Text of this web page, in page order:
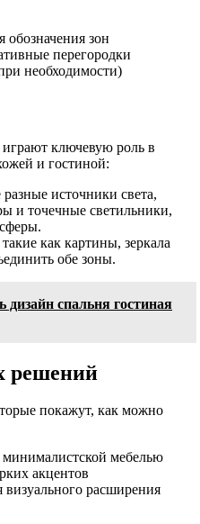
обозначения зон
перегородки
необходимости)
ключевую роль в
и гостиной:
источники света,
и точечные светильники,
как картины, зеркала
обе зоны.
дизайн спальня гостиная
решений
покажут, как можно
мебелью
акцентов
визуального расширения